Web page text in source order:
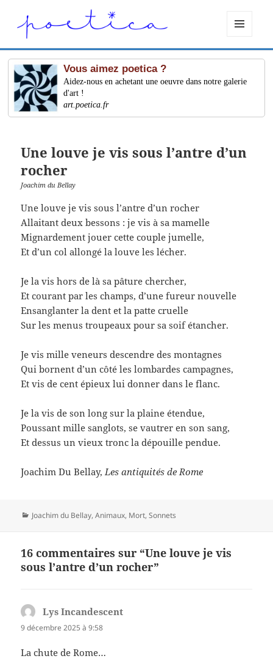
ET
WIDGETS
Vous aimez poetica ?
Aidez-nous en achetant une oeuvre dans notre galerie
d'art !
art.poetica.fr
Une louve je vis sous l’antre d’un
rocher
Joachim du Bellay
Une louve je vis sous l’antre d’un rocher
Allaitant deux bessons : je vis à sa mamelle
Mignardement jouer cette couple jumelle,
Et d’un col allongé la louve les lécher.
Je la vis hors de là sa pâture chercher,
Et courant par les champs, d’une fureur nouvelle
Ensanglanter la dent et la patte cruelle
Sur les menus troupeaux pour sa soif étancher.
Je vis mille veneurs descendre des montagnes
Qui bornent d’un côté les lombardes campagnes,
Et vis de cent épieux lui donner dans le flanc.
Je la vis de son long sur la plaine étendue,
Poussant mille sanglots, se vautrer en son sang,
Et dessus un vieux tronc la dépouille pendue.
Joachim Du Bellay, Les antiquités de Rome
Catégories
Joachim du Bellay,Animaux, Mort,Sonnets
16 commentaires sur “Une louve je vis
sous l’antre d’un rocher”
Lys Incandescent
9 décembre 2025 à 9:58
La chute de Rome…